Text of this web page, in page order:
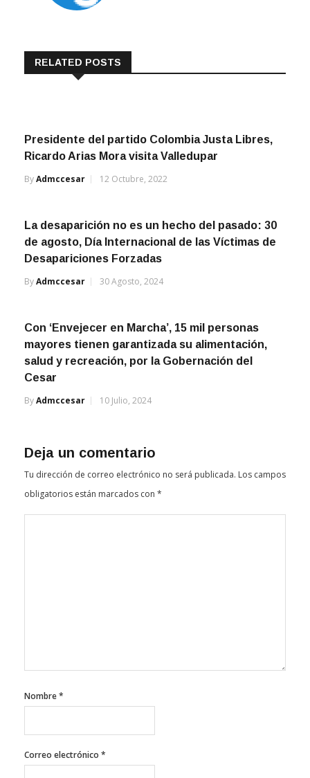
RELATED POSTS
Presidente del partido Colombia Justa Libres,
Ricardo Arias Mora visita Valledupar
ByAdmccesar 12 Octubre, 2022
La desaparición no es un hecho del pasado: 30
de agosto, Día Internacional de las Víctimas de
Desapariciones Forzadas
ByAdmccesar 30 Agosto, 2024
Con ‘Envejecer en Marcha’, 15 mil personas
mayores tienen garantizada su alimentación,
salud y recreación, por la Gobernación del
Cesar
ByAdmccesar 10 Julio, 2024
Deja un comentario
Tu dirección de correo electrónico no será publicada. Los campos
obligatorios están marcados con *
Nombre*
Correo electrónico *